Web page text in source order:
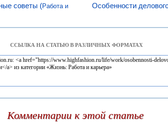
советы (Работа и
Особенности
ССЫЛКА НА СТАТЬЮ В РАЗЛИЧНЫХ ФОРМАТАХ
Комментарии к этой статье